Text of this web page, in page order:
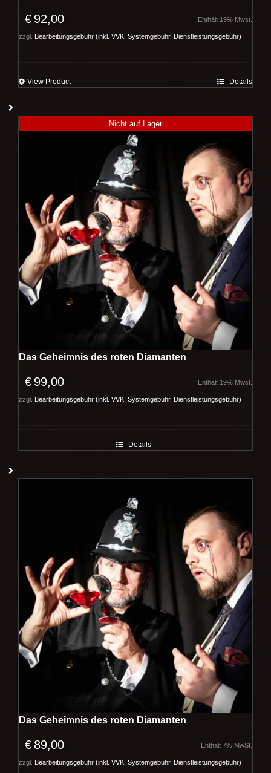
€ 92,00 Enthält 19% Mwst.
zzgl. Bearbeitungsgebühr (inkl. VVK, Systemgebühr, Dienstleistungsgebühr)
View Product Details
Nicht auf Lager
Das Geheimnis des roten Diamanten
€ 99,00 Enthält 19% Mwst.
zzgl. Bearbeitungsgebühr (inkl. VVK, Systemgebühr, Dienstleistungsgebühr)
Details
Das Geheimnis des roten Diamanten
€ 89,00 Enthält 7% MwSt.
zzgl. Bearbeitungsgebühr (inkl. VVK, Systemgebühr, Dienstleistungsgebühr)